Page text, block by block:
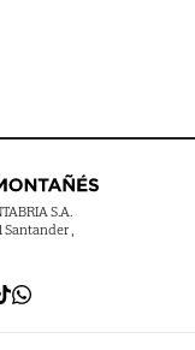
S.A.
,